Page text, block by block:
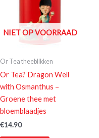
NIET OP VOORRAAD
Or Tea theeblikken
Or Tea? Dragon Well
with Osmanthus –
Groene thee met
bloemblaadjes
€14.90